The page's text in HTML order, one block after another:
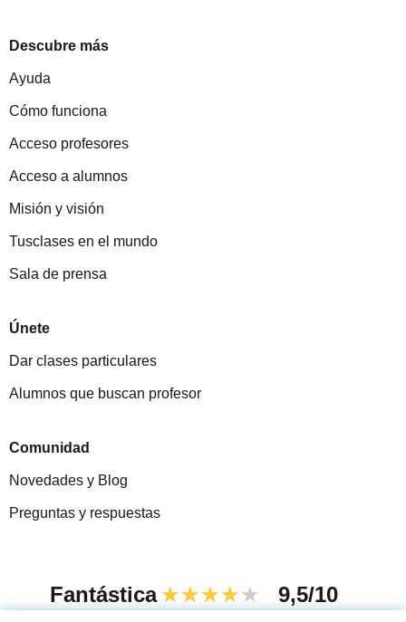
Descubre más
Ayuda
Cómo funciona
Acceso profesores
Acceso a alumnos
Misión y visión
Tusclases en el mundo
Sala de prensa
Únete
Dar clases particulares
Alumnos que buscan profesor
Comunidad
Novedades y Blog
Preguntas y respuestas
Fantástica ★★★★★ 9,5/10